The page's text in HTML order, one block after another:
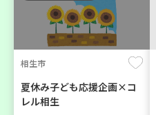
相生市
夏休み子ども応援企画×コ
レル相生